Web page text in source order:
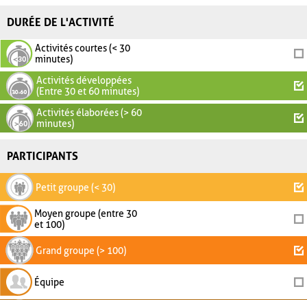
DURÉE DE L'ACTIVITÉ
Activités courtes (< 30
minutes)
Activités développées
(Entre 30 et 60 minutes)
Activités élaborées (> 60
minutes)
PARTICIPANTS
Petit groupe (< 30)
Moyen groupe (entre 30
et 100)
Grand groupe (> 100)
Équipe